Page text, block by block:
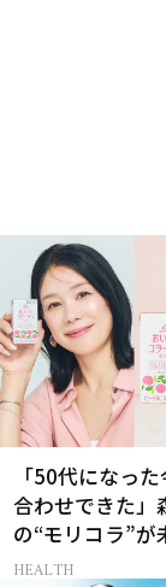
「50代になっ
合わせできた」
の“モリコラ”が
レイを連れてく
HEALTH